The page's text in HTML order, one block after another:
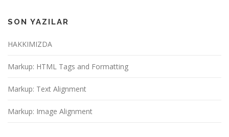
SON YAZILAR
HAKKIMIZDA
Markup: HTML Tags and Formatting
Markup: Text Alignment
Markup: Image Alignment